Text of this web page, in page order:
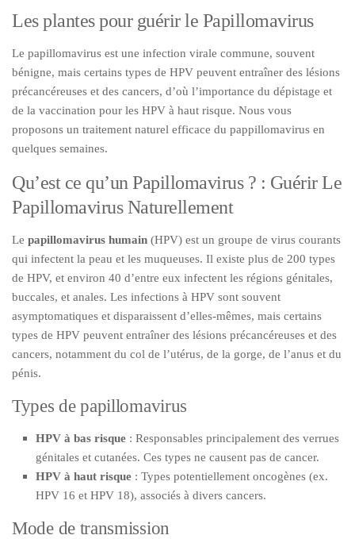
Les plantes pour guérir le Papillomavirus
Le papillomavirus est une infection virale commune, souvent
bénigne, mais certains types de HPV peuvent entraîner des lésions
précancéreuses et des cancers, d’où l’importance du dépistage et
de la vaccination pour les HPV à haut risque. Nous vous
proposons un traitement naturel efficace du pappillomavirus en
quelques semaines.
Qu’est ce qu’un Papillomavirus ? : Guérir Le
Papillomavirus Naturellement
Le papillomavirus humain (HPV) est un groupe de virus courants
qui infectent la peau et les muqueuses. Il existe plus de 200 types
de HPV, et environ 40 d’entre eux infectent les régions génitales,
buccales, et anales. Les infections à HPV sont souvent
asymptomatiques et disparaissent d’elles-mêmes, mais certains
types de HPV peuvent entraîner des lésions précancéreuses et des
cancers, notamment du col de l’utérus, de la gorge, de l’anus et du
pénis.
Types de papillomavirus
HPV à bas risque : Responsables principalement des verrues
génitales et cutanées. Ces types ne causent pas de cancer.
HPV à haut risque : Types potentiellement oncogènes (ex.
HPV 16 et HPV 18), associés à divers cancers.
Mode de transmission